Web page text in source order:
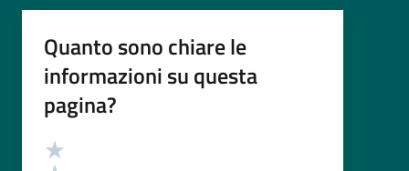
Quanto sono chiare le
informazioni su questa
pagina?
Valutazione